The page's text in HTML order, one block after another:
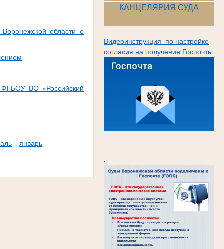
КАНЦЕЛЯРИЯ СУДА
Видеоинструкция по настройке
согласия на получение Госпочты
области о
ФГБОУ ВО «Российский
январь